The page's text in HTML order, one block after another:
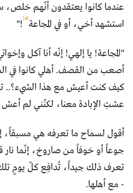
عندما كانوا يعتقدون أنّهم
استشهد أخي، أو في المجاعة[4]
!"
"المجاعة! يا إلهي! إنّه أنا آكل
أصعب من القصف. أهلي كانوا في
كيف كنت أعيش مع هذا الشيء؟..
عشتِ الإبادة معنا، لكنّني لم أعش
أقول لسماح ما تعرفه هي مسبقاً،
جوعاً أو خوفاً من صاروخ، إنّما
تعرف ذلك جيداً، تُدافِع كلّ يومٍ
- مع أهلها.